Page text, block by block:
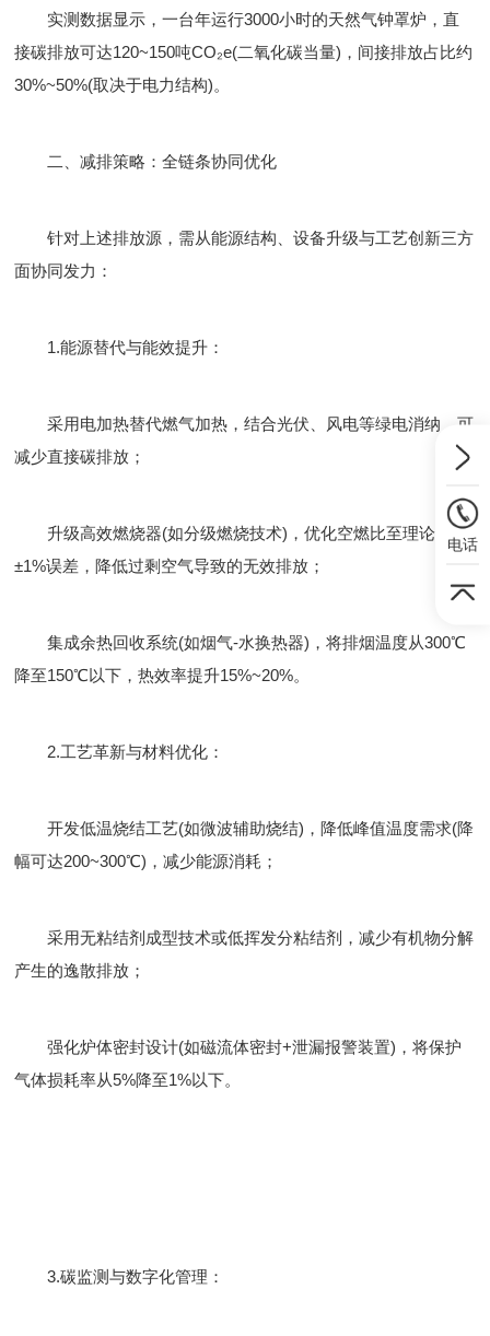
实测数据显示，一台年运行3000小时的天然气钟罩炉，直
接碳排放可达120~150吨CO₂e(二氧化碳当量)，间接排放占比约
30%~50%(取决于电力结构)。
​二、减排策略：全链条协同优化
针对上述排放源，需从能源结构、设备升级与工艺创新三方
面协同发力：
1.​能源替代与能效提升：
采用电加热替代燃气加热，结合光伏、风电等绿电消纳，可
减少直接碳排放；
升级高效燃烧器(如分级燃烧技术)，优化空燃比至理论值
±1%误差，降低过剩空气导致的无效排放；
集成余热回收系统(如烟气-水换热器)，将排烟温度从300℃
降至150℃以下，热效率提升15%~20%。
​2.工艺革新与材料优化：
开发低温烧结工艺(如微波辅助烧结)，降低峰值温度需求(降
幅可达200~300℃)，减少能源消耗；
采用无粘结剂成型技术或低挥发分粘结剂，减少有机物分解
产生的逸散排放；
强化炉体密封设计(如磁流体密封+泄漏报警装置)，将保护
气体损耗率从5%降至1%以下。
​3.碳监测与数字化管理：
电话